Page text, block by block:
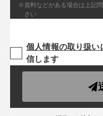
※資料などがある場合は上記
さい
個人情報の取り扱い
信します